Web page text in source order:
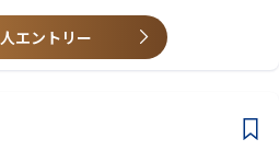
統括
施策へ落とし込むコミュニケーション設
担保
イティブガイドラインの策定経験
ブランド責任者としての経験
高い関心・知見
エントリー